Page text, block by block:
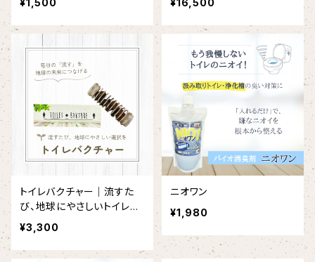
¥1,500
¥16,500
トイレバクチャー｜流すた
び、地球にやさしいトイレ習
慣
¥3,300
ニオワン
¥1,980